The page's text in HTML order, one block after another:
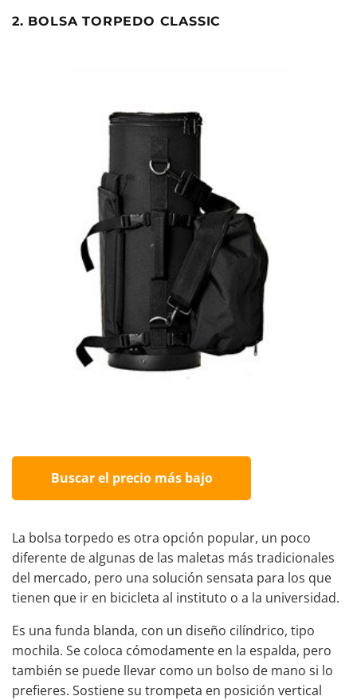
2. BOLSA TORPEDO CLASSIC
Buscar el precio más bajo
La bolsa torpedo es otra opción popular, un poco
diferente de algunas de las maletas más tradicionales
del mercado, pero una solución sensata para los que
tienen que ir en bicicleta al instituto o a la universidad.
Es una funda blanda, con un diseño cilíndrico, tipo
mochila. Se coloca cómodamente en la espalda, pero
también se puede llevar como un bolso de mano si lo
prefieres. Sostiene su trompeta en posición vertical